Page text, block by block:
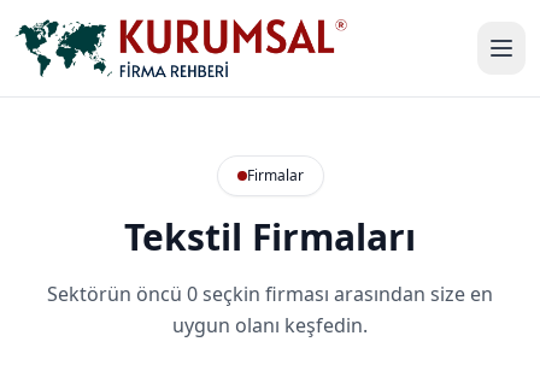
Firmalar
Tekstil Firmaları
Sektörün öncü 0 seçkin firması arasından size en
uygun olanı keşfedin.